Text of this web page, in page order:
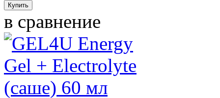
в сравнение